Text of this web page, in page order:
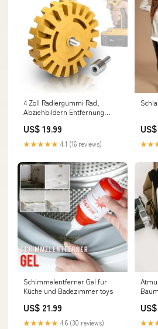
4 Zoll Radiergummi Rad,
Abziehbildern Entfernung
US$ 19.99
★★★★★ 4.1 (16 reviews)
Schimmelentferner Gel für
Küche und Badezimmer toys
US$ 21.99
★★★★★ 4.6 (30 reviews)